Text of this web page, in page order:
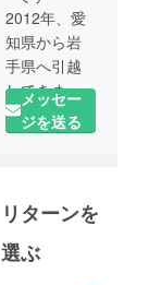
2012年、愛
知県から岩
手県へ引越
してきまし
た。まった
く知り合い
いつのまに
ちました。
メッセー
ジを送る
リターンを
選ぶ